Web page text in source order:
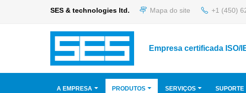
SES & technologies ltd. Mapa do site +1 (450)
Empresa certificada ISO/
A EMPRESA PRODUTOS SERVIÇOS SUPORTE